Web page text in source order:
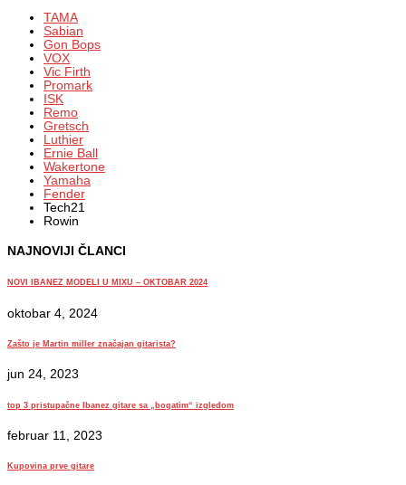
TAMA
Sabian
Gon Bops
VOX
Vic Firth
Promark
ISK
Remo
Gretsch
Luthier
Ernie Ball
Wakertone
Yamaha
Fender
Tech21
Rowin
NAJNOVIJI ČLANCI
NOVI IBANEZ MODELI U MIXU – OKTOBAR 2024
oktobar 4, 2024
Zašto je Martin miller značajan gitarista?
jun 24, 2023
top 3 pristupačne Ibanez gitare sa „bogatim“ izgledom
februar 11, 2023
Kupovina prve gitare